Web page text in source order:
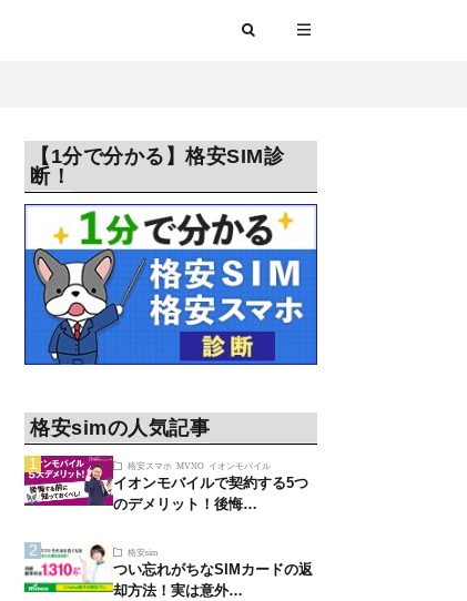
【1分で分かる】格安SIM診
断！
格安simの人気記事
格安スマホ MVNO イオンモバイル
イオンモバイルで契約する5つ
のデメリット！後悔…
格安sim
つい忘れがちなSIMカードの返
却方法！実は意外…